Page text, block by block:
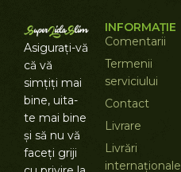
Asigurați-vă
că vă
simțiți mai
bine, uita-
te mai bine
și să nu vă
faceți griji
INFORMAȚIE
Comentarii
Termenii
serviciului
Contact
Livrare
Livrări
internaționale